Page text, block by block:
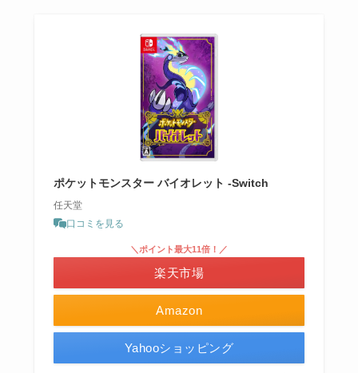
ポケットモンスター バイオレット -Switch
任天堂
口コミを見る
Amazon
＼ポイント最大11倍！／
楽天市場
Yahooショッピング